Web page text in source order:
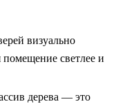
визуально
помещение светлее и
дерева — это